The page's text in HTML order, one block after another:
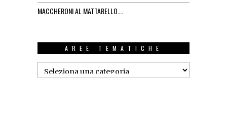
MACCHERONI AL MATTARELLO….
AREE TEMATICHE